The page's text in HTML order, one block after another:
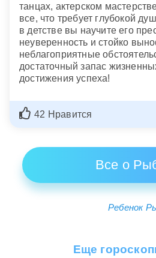
танцах, актерском
все, что требует глубокой
в детстве вы научите его
неуверенность и стойко
неблагоприятные
достаточный запас
достижения успеха!
42 Нравится
Все о
Ребенок
Еще